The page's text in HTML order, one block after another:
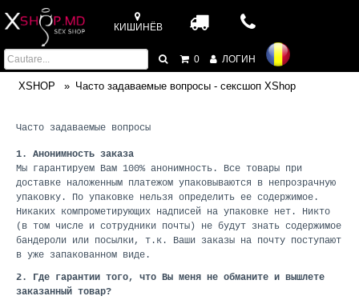
КИШИНЁВ
0 ЛОГИН
XSHOP Часто задаваемые вопросы - сексшоп XShop
Часто задаваемые вопросы
1. Анонимность заказа
Мы гарантируем Вам 100% анонимность. Все товары при
доставке наложенным платежом упаковываются в непрозрачную
упаковку. По упаковке нельзя определить ее содержимое.
Никаких компрометирующих надписей на упаковке нет. Никто
(в том числе и сотрудники почты) не будут знать содержимое
бандероли или посылки, т.к. Ваши заказы на почту поступают
в уже запакованном виде.
2. Где гарантии того, что Вы меня не обманите и вышлете
заказанный товар?